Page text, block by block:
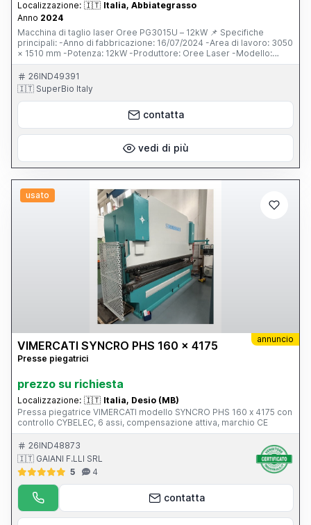
Localizzazione: 🇮🇹 Italia, Abbiategrasso
Anno 2024
Macchina di taglio laser Oree PG3015U – 12kW 📌 Specifiche
principali: -Anno di fabbricazione: 16/07/2024 -Area di lavoro: 3050
× 1510 mm -Potenza: 12kW -Produttore: Oree Laser -Modello:
PG3015U -Stato: quasi nuova (meno di 5 ore di taglio) 📌
Componenti e accessori inclusi: -Testa laser BOCI Auto Focus
BLT642H -Sistema di controllo FSCUT 8000 -Armadio di controllo
indipendente -Servo motore YASKAWA -Chiller ad acqua S&A -
Valvola proporzionale SMC -Stabilizzatore SBW-150KVA -
Compressore d’aria -Sistema di esaustione (tubi di esaustione) 📌
Alimentazione: -380V, 50Hz, 3ph
26IND49391
🇮🇹 SuperBio Italy
contatta
vedi di più
usato
annuncio
VIMERCATI SYNCRO PHS 160 x 4175
Presse piegatrici
prezzo su richiesta
Localizzazione: 🇮🇹 Italia, Desio (MB)
Pressa piegatrice VIMERCATI modello SYNCRO PHS 160 x 4175 con
controllo CYBELEC, 6 assi, compensazione attiva, marchio CE
26IND48873
🇮🇹 GAIANI F.LLI SRL
5
4
contatta